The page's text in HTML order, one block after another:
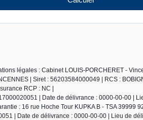
légales : Cabinet LOUIS-PORCHERET -
| Siret : 56203584000049 | RCS :
RCP : NC |
| Date de délivrance : 0000-00-00 |
: 16 rue Hoche Tour KUPKA B - TSA 39999
| Date de délivrance : 0000-00-00 | Lieu de